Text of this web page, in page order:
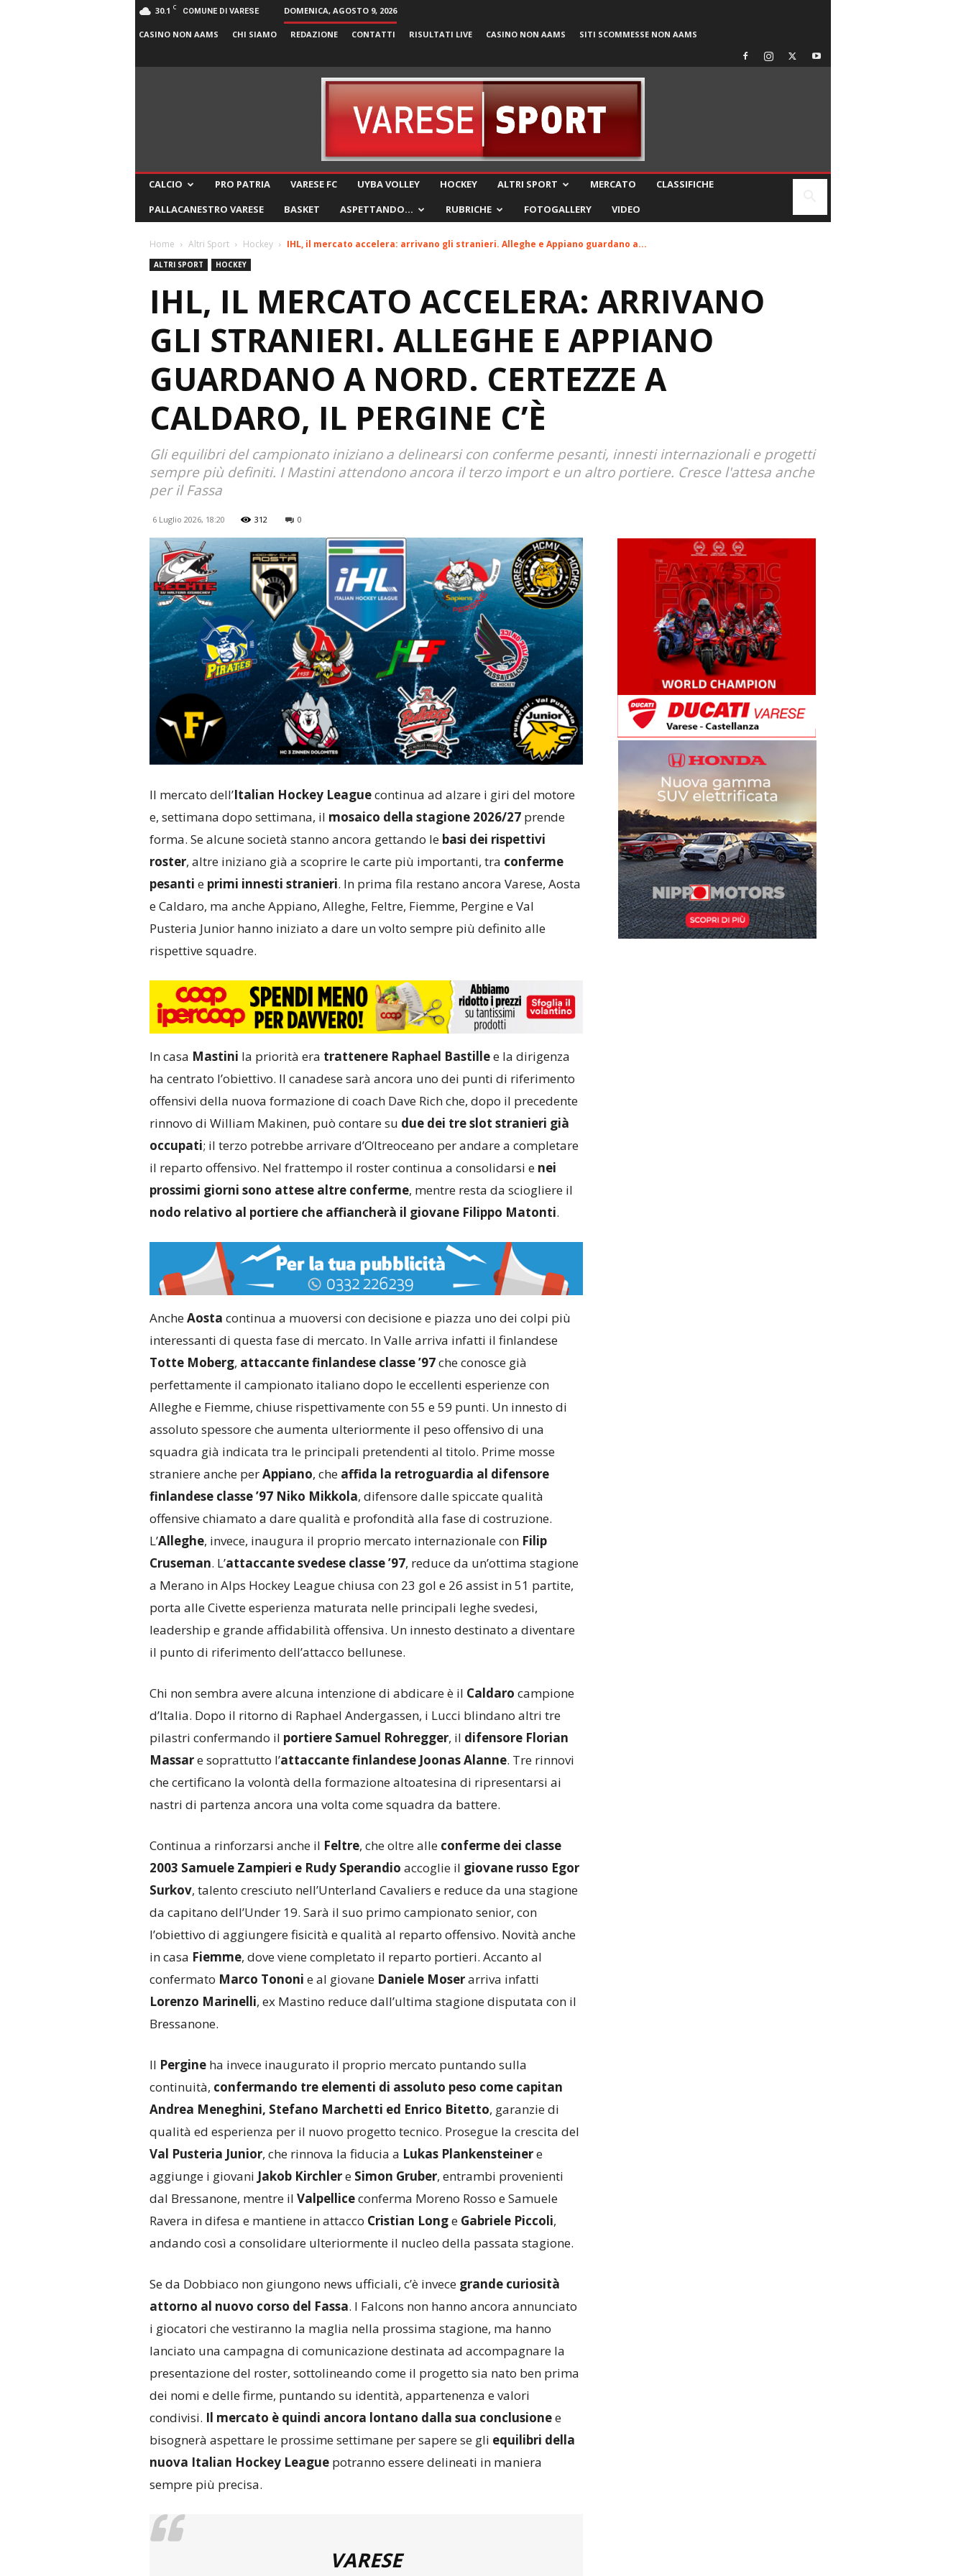
30.1 C COMUNE DI VARESE DOMENICA, AGOSTO 9, 2026
CASINO NON AAMS CHI SIAMO REDAZIONE CONTATTI RISULTATI LIVE CASINO NON AAMS SITI SCOMMESSE NON AAMS
CALCIO PRO PATRIA VARESE FC UYBA VOLLEY HOCKEY ALTRI SPORT MERCATO
CLASSIFICHE
PALLACANESTRO VARESE
BASKET ASPETTANDO… RUBRICHE FOTOGALLERY VIDEO
Home Altri Sport Hockey IHL, il mercato accelera: arrivano gli stranieri. Alleghe e Appiano guardano a...
ALTRI SPORT HOCKEY
IHL, IL MERCATO ACCELERA: ARRIVANO
GLI STRANIERI. ALLEGHE E APPIANO
GUARDANO A NORD. CERTEZZE A
CALDARO, IL PERGINE C’È
Gli equilibri del campionato iniziano a delinearsi con conferme pesanti, innesti internazionali e progetti
sempre più definiti. I Mastini attendono ancora il terzo import e un altro portiere. Cresce l'attesa anche
per il Fassa
6 Luglio 2026, 18:20 312 0
Il mercato dell’Italian Hockey Leaguecontinua ad alzare i giri del motore
e, settimana dopo settimana, il mosaico della stagione 2026/27 prende
forma. Se alcune società stanno ancora gettando lebasi dei rispettivi
roster, altre iniziano già a scoprire le carte più importanti, tra conferme
pesanti eprimi innesti stranieri. In prima fila restano ancora Varese, Aosta
e Caldaro, ma anche Appiano, Alleghe, Feltre, Fiemme, Pergine e Val
Pusteria Junior hanno iniziato a dare un volto sempre più definito alle
rispettive squadre.
In casa Mastini la priorità era trattenere Raphael Bastillee la dirigenza
ha centrato l’obiettivo. Il canadese sarà ancora uno dei punti di riferimento
offensivi della nuova formazione di coach Dave Rich che, dopo il precedente
rinnovo di William Makinen, può contare su due dei tre slot stranieri già
occupati; il terzo potrebbe arrivare d’Oltreoceano per andare a completare
il reparto offensivo. Nel frattempo il roster continua a consolidarsi e nei
prossimi giorni sono attese altre conferme, mentre resta da sciogliere il
nodo relativo al portiere che affiancherà il giovane Filippo Matonti.
AncheAosta continua a muoversi con decisione e piazza uno dei colpi più
interessanti di questa fase di mercato. In Valle arriva infatti il finlandese
Totte Moberg, attaccante finlandese classe ’97che conosce già
perfettamente il campionato italiano dopo le eccellenti esperienze con
Alleghe e Fiemme, chiuse rispettivamente con 55 e 59 punti. Un innesto di
assoluto spessore che aumenta ulteriormente il peso offensivo di una
squadra già indicata tra le principali pretendenti al titolo. Prime mosse
straniere anche perAppiano, che affida la retroguardia al difensore
finlandese classe ’97 Niko Mikkola, difensore dalle spiccate qualità
offensive chiamato a dare qualità e profondità alla fase di costruzione.
L’Alleghe, invece, inaugura il proprio mercato internazionale con Filip
Cruseman. L’attaccante svedese classe ’97, reduce da un’ottima stagione
a Merano in Alps Hockey League chiusa con 23 gol e 26 assist in 51 partite,
porta alle Civette esperienza maturata nelle principali leghe svedesi,
leadership e grande affidabilità offensiva. Un innesto destinato a diventare
il punto di riferimento dell’attacco bellunese.
Chi non sembra avere alcuna intenzione di abdicare è il Caldaro campione
d’Italia. Dopo il ritorno di Raphael Andergassen, i Lucci blindano altri tre
pilastri confermando il portiere Samuel Rohregger, il difensore Florian
Massare soprattutto l’attaccante finlandese Joonas Alanne. Tre rinnovi
che certificano la volontà della formazione altoatesina di ripresentarsi ai
nastri di partenza ancora una volta come squadra da battere.
Continua a rinforzarsi anche il Feltre, che oltre alleconferme dei classe
2003 Samuele Zampieri e Rudy Sperandio accoglie il giovane russo Egor
Surkov, talento cresciuto nell’Unterland Cavaliers e reduce da una stagione
da capitano dell’Under 19. Sarà il suo primo campionato senior, con
l’obiettivo di aggiungere fisicità e qualità al reparto offensivo. Novità anche
in casa Fiemme, dove viene completato il reparto portieri. Accanto al
confermato Marco Tononi e al giovane Daniele Moserarriva infatti
Lorenzo Marinelli, ex Mastino reduce dall’ultima stagione disputata con il
Bressanone.
Il Pergineha invece inaugurato il proprio mercato puntando sulla
continuità, confermando tre elementi di assoluto peso come capitan
Andrea Meneghini, Stefano Marchetti ed Enrico Bitetto, garanzie di
qualità ed esperienza per il nuovo progetto tecnico. Prosegue la crescita del
Val Pusteria Junior, che rinnova la fiducia a Lukas Plankensteinere
aggiunge i giovani Jakob Kirchlere Simon Gruber, entrambi provenienti
dal Bressanone, mentre il Valpelliceconferma Moreno Rosso e Samuele
Ravera in difesa e mantiene in attacco Cristian Longe Gabriele Piccoli,
andando così a consolidare ulteriormente il nucleo della passata stagione.
Se da Dobbiaco non giungono news ufficiali, c’è invece grande curiosità
attorno al nuovo corso del Fassa. I Falcons non hanno ancora annunciato
i giocatori che vestiranno la maglia nella prossima stagione, ma hanno
lanciato una campagna di comunicazione destinata ad accompagnare la
presentazione del roster, sottolineando come il progetto sia nato ben prima
dei nomi e delle firme, puntando su identità, appartenenza e valori
condivisi. Il mercato è quindi ancora lontano dalla sua conclusionee
bisognerà aspettare le prossime settimane per sapere se gli equilibri della
nuova Italian Hockey Leaguepotranno essere delineati in maniera
sempre più precisa.
VARESE